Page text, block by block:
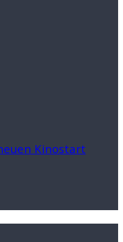
Kinostart